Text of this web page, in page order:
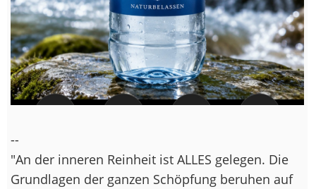
--
"An der inneren Reinheit ist ALLES gelegen. Die
Grundlagen der ganzen Schöpfung beruhen auf